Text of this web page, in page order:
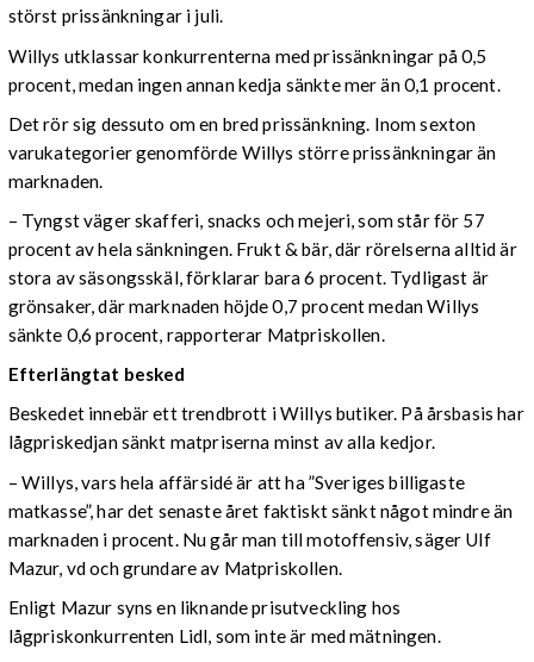
störst prissänkningar i juli.
Willys utklassar konkurrenterna med prissänkningar på 0,5
procent, medan ingen annan kedja sänkte mer än 0,1 procent.
Det rör sig dessuto om en bred prissänkning. Inom sexton
varukategorier genomförde Willys större prissänkningar än
marknaden.
– Tyngst väger skafferi, snacks och mejeri, som står för 57
procent av hela sänkningen. Frukt & bär, där rörelserna alltid är
stora av säsongsskäl, förklarar bara 6 procent. Tydligast är
grönsaker, där marknaden höjde 0,7 procent medan Willys
sänkte 0,6 procent, rapporterar Matpriskollen.
Efterlängtat besked
Beskedet innebär ett trendbrott i Willys butiker. På årsbasis har
lågpriskedjan sänkt matpriserna minst av alla kedjor.
– Willys, vars hela affärsidé är att ha ”Sveriges billigaste
matkasse”, har det senaste året faktiskt sänkt något mindre än
marknaden i procent. Nu går man till motoffensiv, säger Ulf
Mazur, vd och grundare av Matpriskollen.
Enligt Mazur syns en liknande prisutveckling hos
lågpriskonkurrenten Lidl, som inte är med mätningen.